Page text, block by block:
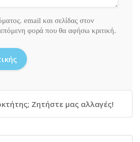
email και σελίδας στον
φορά που θα αφήσω κριτική.
Ζητήστε μας αλλαγές!